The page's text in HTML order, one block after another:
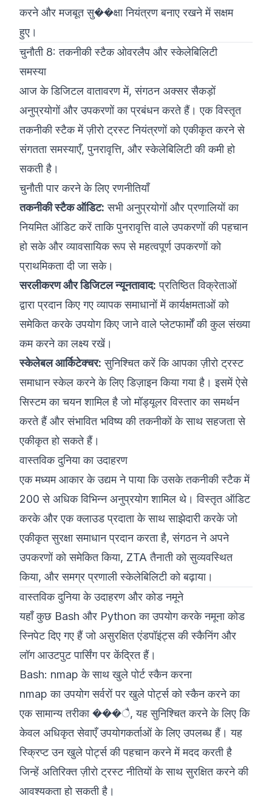
करने और मजबूत सु��क्षा नियंत्रण बनाए रखने में सक्षम
हुए।
चुनौती 8: तकनीकी स्टैक ओवरलैप और स्केलेबिलिटी
समस्या
आज के डिजिटल वातावरण में, संगठन अक्सर सैकड़ों
अनुप्रयोगों और उपकरणों का प्रबंधन करते हैं। एक विस्तृत
तकनीकी स्टैक में ज़ीरो ट्रस्ट नियंत्रणों को एकीकृत करने से
संगतता समस्याएँ, पुनरावृत्ति, और स्केलेबिलिटी की कमी हो
सकती है।
चुनौती पार करने के लिए रणनीतियाँ
तकनीकी स्टैक ऑडिट: सभी अनुप्रयोगों और प्रणालियों का
नियमित ऑडिट करें ताकि पुनरावृत्ति वाले उपकरणों की पहचान
हो सके और व्यावसायिक रूप से महत्वपूर्ण उपकरणों को
प्राथमिकता दी जा सके।
सरलीकरण और डिजिटल न्यूनतावाद: प्रतिष्ठित विक्रेताओं
द्वारा प्रदान किए गए व्यापक समाधानों में कार्यक्षमताओं को
समेकित करके उपयोग किए जाने वाले प्लेटफार्मों की कुल संख्या
कम करने का लक्ष्य रखें।
स्केलेबल आर्किटेक्चर: सुनिश्चित करें कि आपका ज़ीरो ट्रस्ट
समाधान स्केल करने के लिए डिज़ाइन किया गया है। इसमें ऐसे
सिस्टम का चयन शामिल है जो मॉड्यूलर विस्तार का समर्थन
करते हैं और संभावित भविष्य की तकनीकों के साथ सहजता से
एकीकृत हो सकते हैं।
वास्तविक दुनिया का उदाहरण
एक मध्यम आकार के उद्यम ने पाया कि उसके तकनीकी स्टैक में
200 से अधिक विभिन्न अनुप्रयोग शामिल थे। विस्तृत ऑडिट
करके और एक क्लाउड प्रदाता के साथ साझेदारी करके जो
एकीकृत सुरक्षा समाधान प्रदान करता है, संगठन ने अपने
उपकरणों को समेकित किया, ZTA तैनाती को सुव्यवस्थित
किया, और समग्र प्रणाली स्केलेबिलिटी को बढ़ाया।
वास्तविक दुनिया के उदाहरण और कोड नमूने
यहाँ कुछ Bash और Python का उपयोग करके नमूना कोड
स्निपेट दिए गए हैं जो असुरक्षित एंडपॉइंट्स की स्कैनिंग और
लॉग आउटपुट पार्सिंग पर केंद्रित हैं।
Bash: nmap के साथ खुले पोर्ट स्कैन करना
nmap का उपयोग सर्वरों पर खुले पोर्ट्स को स्कैन करने का
एक सामान्य तरीका ���ै, यह सुनिश्चित करने के लिए कि
केवल अधिकृत सेवाएँ उपयोगकर्ताओं के लिए उपलब्ध हैं। यह
स्क्रिप्ट उन खुले पोर्ट्स की पहचान करने में मदद करती है
जिन्हें अतिरिक्त ज़ीरो ट्रस्ट नीतियों के साथ सुरक्षित करने की
आवश्यकता हो सकती है।